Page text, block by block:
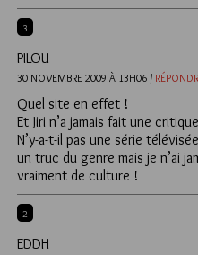
3
PILOU
30 NOVEMBRE 2009 À 13H06 /
Quel site en effet !
Et Jiri n’a jamais fait une
N’y-a-t-il pas une série
un truc du genre mais je n’ai
vraiment de culture !
2
EDDH